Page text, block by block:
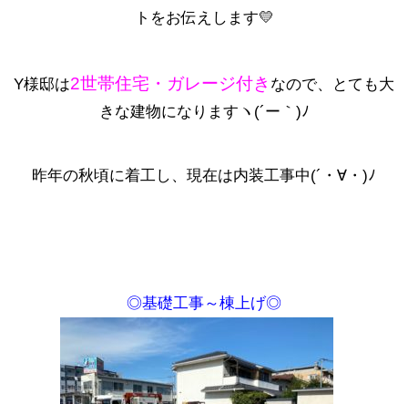
トをお伝えします💛
Y様邸は2世帯住宅・ガレージ付き なので、とても大
きな建物になりますヽ(´ー｀)ﾉ
昨年の秋頃に着工し、現在は内装工事中(´・∀・)ﾉ
◎基礎工事～棟上げ◎